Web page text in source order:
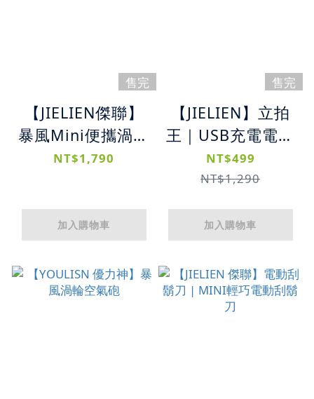
售完
【JIELIEN傑聯】
暴風Mini便攜渦輪
迷你風槍 | 手持大
NT$1,790
加入購物車
售完
【JIELIEN】立拍
王｜USB充電電蚊
拍｜智能伸縮設計
｜高效滅蚊神器
NT$499
NT$1,290
加入購物車